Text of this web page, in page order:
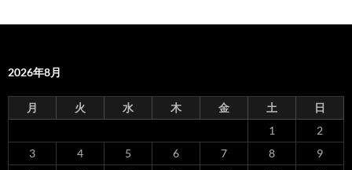
2026年8月
月 火 水 木 金 土
日
1
2
3
4 5 6 7 8
9